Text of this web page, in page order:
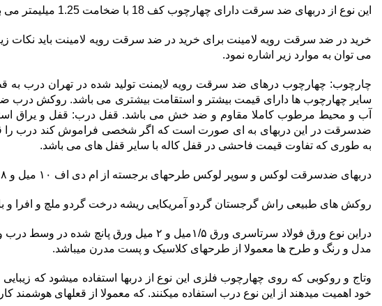
این نوع از دربهای ضد سرقت دارای چهارچوب کف 18 با ضخامت 1.25 میلیمتر می باشد و در مقابل سارقان و اهرم کردن دیلم کاملا مقاوم است.
خرید در ضد سرقت رویه لامینت برای خرید در ضد سرقت رویه لامینت باید نکات
می توان به موارد زیر اشاره نمود.
آب و محیط مرطوب کاملا مقاوم و ضد خش می باشد. قفل درب: قفل و یراق
ضدسرقت در این دربهای به ای صورت است که اگر شخصی فراموش کند درب را
به طوری که تفاوت قیمت فاحشی در قفل کاله با سایر قفل های می باشد.
دربهای ضدسرقت لوکس و سوپر لوکس طرحهای برجسته از ام دی اف ۱۰ میل و ۸میل ترک تشکیل شده اند .
روکش های طبیعی راش گرجستان گردو آمریکایی ریشه درخت گردو ملچ و افرا و
دراین نوع ورق فولاد سرتاسری ورق ۱/۵میل
مدل و رنگ و طرح ها معمولا از طرحهای کلاسیک و پست مدرن میباشد.
وتاج و روکوبی که روی چهارچوب فلزی این نوع از دربها استفاده میشود که
خود اهمیت میدهند از این نوع درب استفاده میکنند. که معمولا از قعلهای هوشمند